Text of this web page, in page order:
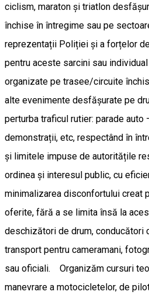
ciclism, maraton și triatlon
închise în întregime sau pe
reprezentații Poliției și a forțelor
pentru aceste sarcini sau
organizate pe trasee/circuite
alte evenimente desfășurate pe
perturba traficul rutier: parade auto
demonstrații, etc, respectând în
și limitele impuse de autoritățile
ordinea și interesul public, cu
minimalizarea disconfortului creat
oferite, fără a se limita însă la
deschizători de drum, conducători
transport pentru cameramani,
sau oficiali. Organizăm cursuri
manevrare a motocicletelor, de